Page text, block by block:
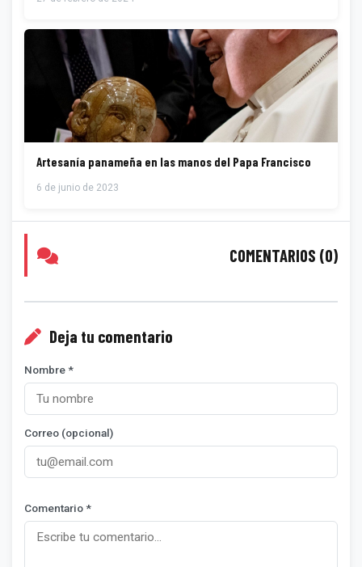
Artesanía panameña en las manos del Papa Francisco
6 de junio de 2023
COMENTARIOS (0)
Deja tu comentario
Nombre *
Correo (opcional)
Comentario *